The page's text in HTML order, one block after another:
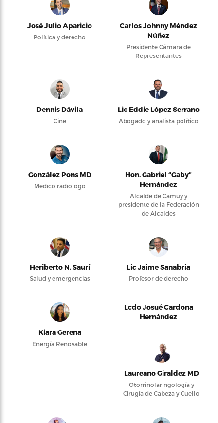
José Julio Aparicio
Política y derecho
Carlos Johnny Méndez
Núñez
Presidente Cámara de
Representantes
Dennis Dávila
Cine
Lic Eddie López Serrano
Abogado y analista político
González Pons MD
Médico radiólogo
Hon. Gabriel “Gaby”
Hernández
Alcalde de Camuy y
presidente de la Federación
de Alcaldes
Heriberto N. Saurí
Salud y emergencias
Lic Jaime Sanabria
Profesor de derecho
Kiara Gerena
Energía Renovable
Lcdo Josué Cardona
Hernández
Laureano Giraldez MD
Otorrinolaringología y
Cirugía de Cabeza y Cuello